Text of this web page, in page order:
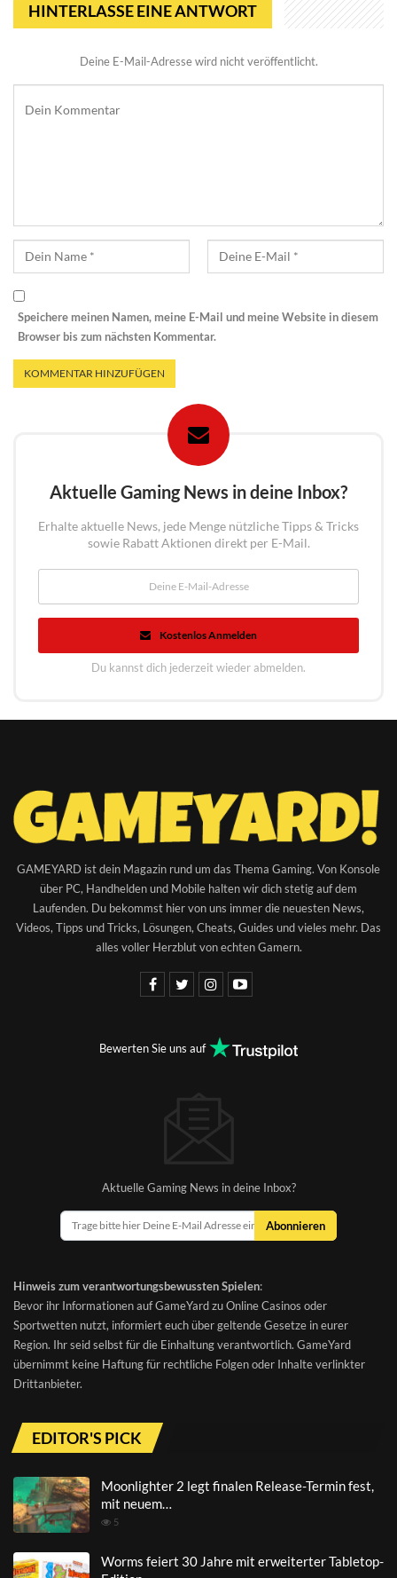
HINTERLASSE EINE ANTWORT
Deine E-Mail-Adresse wird nicht veröffentlicht.
Speichere meinen Namen, meine E-Mail und meine Website in diesem
Browser bis zum nächsten Kommentar.
Aktuelle Gaming News in deine Inbox?
Erhalte aktuelle News, jede Menge nützliche Tipps & Tricks
sowie Rabatt Aktionen direkt per E-Mail.
Kostenlos Anmelden
Du kannst dich jederzeit wieder abmelden.
GAMEYARD ist dein Magazin rund um das Thema Gaming. Von Konsole
über PC, Handhelden und Mobile halten wir dich stetig auf dem
Laufenden. Du bekommst hier von uns immer die neuesten News,
Videos, Tipps und Tricks, Lösungen, Cheats, Guides und vieles mehr. Das
alles voller Herzblut von echten Gamern.
Bewerten Sie uns auf
Aktuelle Gaming News in deine Inbox?
Abonnieren
Hinweis zum verantwortungsbewussten Spielen:
Bevor ihr Informationen auf GameYard zu Online Casinos oder
Sportwetten nutzt, informiert euch über geltende Gesetze in eurer
Region. Ihr seid selbst für die Einhaltung verantwortlich. GameYard
übernimmt keine Haftung für rechtliche Folgen oder Inhalte verlinkter
Drittanbieter.
EDITOR'S PICK
Moonlighter 2 legt finalen Release-Termin fest,
mit neuem…
5
Worms feiert 30 Jahre mit erweiterter Tabletop-